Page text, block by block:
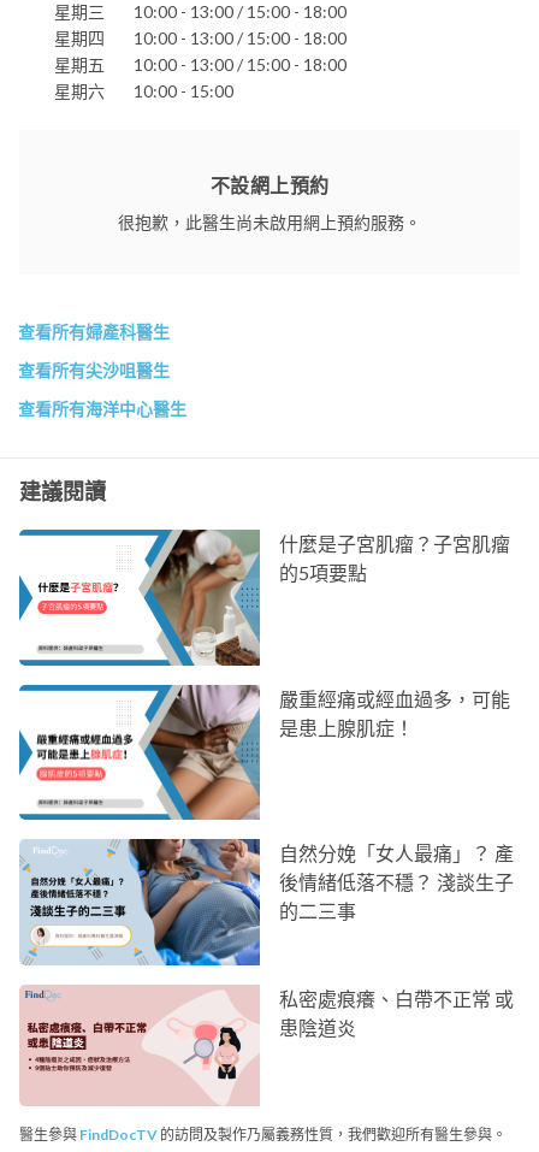
星期三
10:00 - 13:00 / 15:00 - 18:00
星期四
10:00 - 13:00 / 15:00 - 18:00
星期五
10:00 - 13:00 / 15:00 - 18:00
星期六
10:00 - 15:00
不設網上預約
很抱歉，此醫生尚未啟用網上預約服務。
查看所有婦產科醫生
查看所有尖沙咀醫生
查看所有海洋中心醫生
建議閱讀
什麼是子宮肌瘤？子宮肌瘤
的5項要點
嚴重經痛或經血過多，可能
是患上腺肌症！
自然分娩「女人最痛」？ 產
後情緒低落不穩？ 淺談生子
的二三事
私密處痕癢、白帶不正常 或
患陰道炎
醫生參與 FindDocTV 的訪問及製作乃屬義務性質，我們歡迎所有醫生參與。